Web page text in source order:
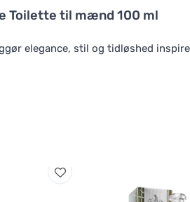
Toilette til mænd 100 ml
elegance, stil og tidløshed